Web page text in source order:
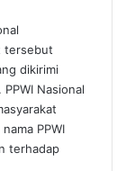
tersebut
dikirimi
Nasional
PPWI
terhadap